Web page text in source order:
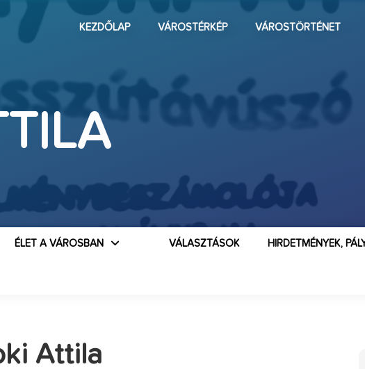
KEZDŐLAP VÁROSTÉRKÉP VÁROSTÖRTÉNET
ÉLET A VÁROSBAN HIRDETMÉNYEK,
VÁLASZTÁSOK
Attila